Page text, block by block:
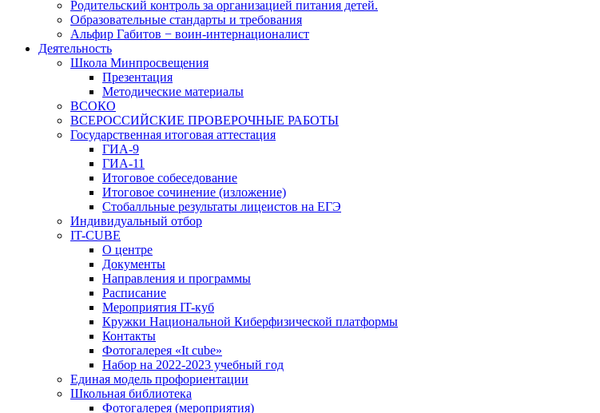
Родительский контроль за организацией питания детей.
Образовательные стандарты и требования
Альфир Габитов − воин-интернационалист
Деятельность
Школа Минпросвещения
Презентация
Методические материалы
ВСОКО
ВСЕРОССИЙСКИЕ ПРОВЕРОЧНЫЕ РАБОТЫ
Государственная итоговая аттестация
ГИА-9
ГИА-11
Итоговое собеседование
Итоговое сочинение (изложение)
Стобалльные результаты лицеистов на ЕГЭ
Индивидуальный отбор
IT-CUBE
О центре
Документы
Направления и программы
Расписание
Мероприятия IT-куб
Кружки Национальной Киберфизической платформы
Контакты
Фотогалерея «It cube»
Набор на 2022-2023 учебный год
Единая модель профориентации
Школьная библиотека
Фотогалерея (мероприятия)